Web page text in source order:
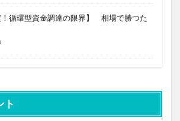
！循環型資金調達の限界】 相場で勝つた
ト